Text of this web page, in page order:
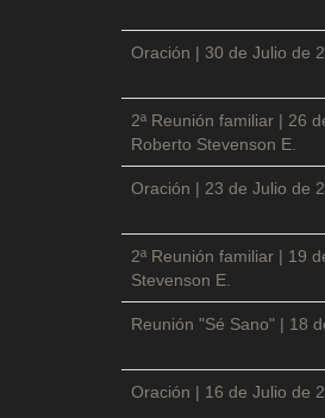
Oración | 30 de Julio de
2ª Reunión familiar | 26
Roberto Stevenson E.
Oración | 23 de Julio de
2ª Reunión familiar | 19
Stevenson E.
Reunión "Sé Sano" | 18
Oración | 16 de Julio de